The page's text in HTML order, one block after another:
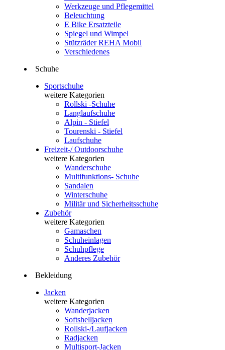
Werkzeuge und Pflegemittel
Beleuchtung
E Bike Ersatzteile
Spiegel und Wimpel
Stützräder REHA Mobil
Verschiedenes
Schuhe
Sportschuhe
weitere Kategorien
Rollski -Schuhe
Langlaufschuhe
Alpin - Stiefel
Tourenski - Stiefel
Laufschuhe
Freizeit-/ Outdoorschuhe
weitere Kategorien
Wanderschuhe
Multifunktions- Schuhe
Sandalen
Winterschuhe
Militär und Sicherheitsschuhe
Zubehör
weitere Kategorien
Gamaschen
Schuheinlagen
Schuhpflege
Anderes Zubehör
Bekleidung
Jacken
weitere Kategorien
Wanderjacken
Softshelljacken
Rollski-/Laufjacken
Radjacken
Multisport-Jacken